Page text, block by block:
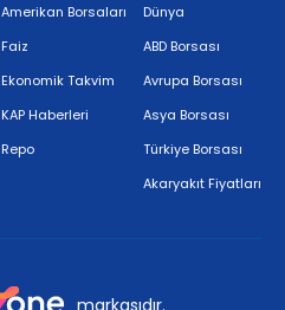
Amerikan Borsaları
Faiz
Ekonomik Takvim
KAP Haberleri
Repo
Dünya
ABD Borsası
Avrupa Borsası
Asya Borsası
Türkiye Borsası
Akaryakıt Fiyatları
markasıdır.